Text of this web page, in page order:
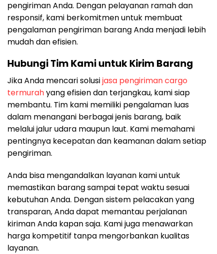
pengiriman Anda. Dengan pelayanan ramah dan
responsif, kami berkomitmen untuk membuat
pengalaman pengiriman barang Anda menjadi lebih
mudah dan efisien.
Hubungi Tim Kami untuk Kirim Barang
Jika Anda mencari solusijasa pengiriman cargo
termurahyang efisien dan terjangkau, kami siap
membantu. Tim kami memiliki pengalaman luas
dalam menangani berbagai jenis barang, baik
melalui jalur udara maupun laut. Kami memahami
pentingnya kecepatan dan keamanan dalam setiap
pengiriman.
Anda bisa mengandalkan layanan kami untuk
memastikan barang sampai tepat waktu sesuai
kebutuhan Anda. Dengan sistem pelacakan yang
transparan, Anda dapat memantau perjalanan
kiriman Anda kapan saja. Kami juga menawarkan
harga kompetitif tanpa mengorbankan kualitas
layanan.